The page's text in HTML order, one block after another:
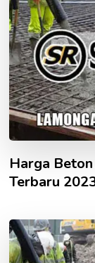
Harga
Terbaru